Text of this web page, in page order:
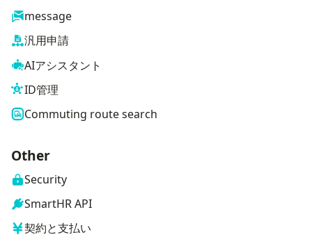
message
汎用申請
AIアシスタント
ID管理
Commuting route search
Other
Security
SmartHR API
契約と支払い